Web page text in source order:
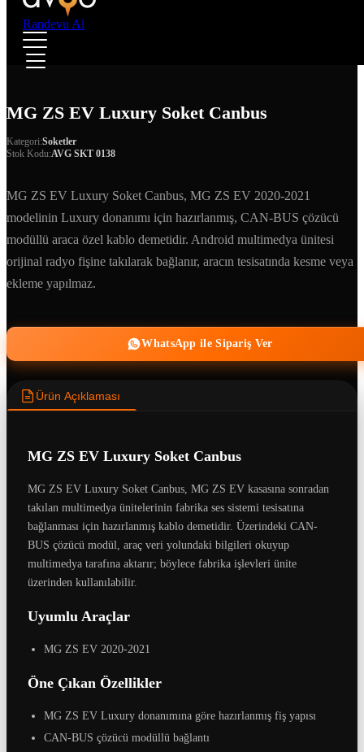
Randevu Al
MG ZS EV Luxury Soket Canbus
Kategori:Soketler
Stok Kodu:AVG SKT 0138
MG ZS EV Luxury Soket Canbus, MG ZS EV 2020-2021
modelinin Luxury donanımı için hazırlanmış, CAN-BUS çözücü
modüllü araca özel kablo demetidir. Android multimedya ünitesi
orijinal radyo fişine takılarak bağlanır, aracın tesisatında kesme veya
ekleme yapılmaz.
WhatsApp ile Sipariş Ver
Ürün Açıklaması
MG ZS EV Luxury Soket Canbus
MG ZS EV Luxury Soket Canbus, MG ZS EV kasasına sonradan
takılan multimedya ünitelerinin fabrika ses sistemi tesisatına
bağlanması için hazırlanmış kablo demetidir. Üzerindeki CAN-
BUS çözücü modül, araç veri yolundaki bilgileri okuyup
multimedya tarafına aktarır; böylece fabrika işlevleri ünite
üzerinden kullanılabilir.
Uyumlu Araçlar
MG ZS EV 2020-2021
Öne Çıkan Özellikler
MG ZS EV Luxury donanımına göre hazırlanmış fiş yapısı
CAN-BUS çözücü modüllü bağlantı